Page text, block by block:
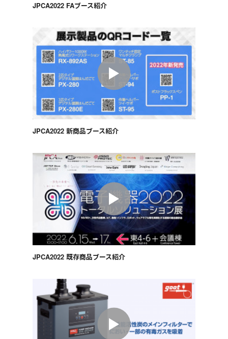
JPCA2022 FAブース紹介
JPCA2022 新商品ブース紹介
JPCA2022 既存商品ブース紹介